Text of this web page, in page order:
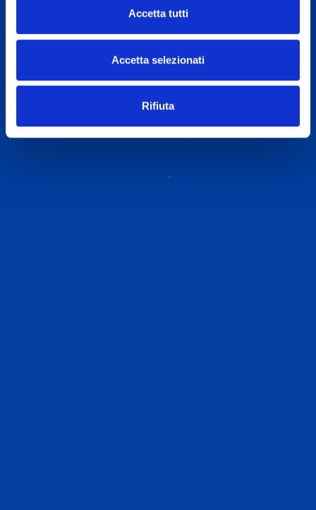
Accetta tutti
Accetta selezionati
Rifiuta
PRENOTA UNA CALL